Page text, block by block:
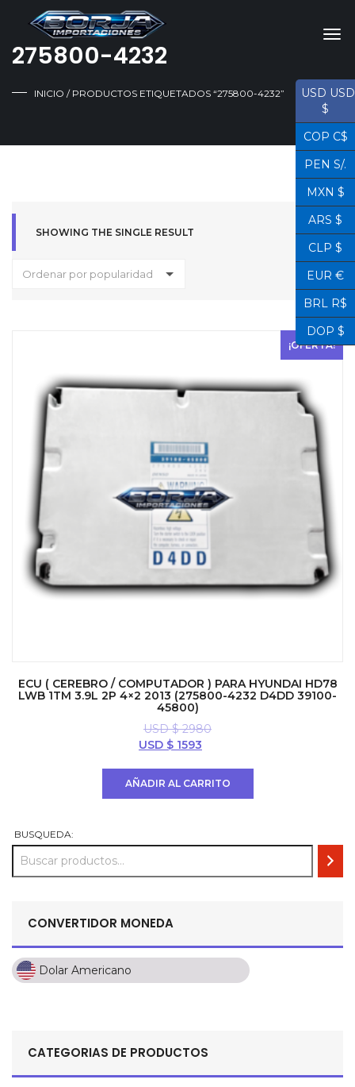
275800-4232
INICIO / PRODUCTOS ETIQUETADOS “275800-4232”
SHOWING THE SINGLE RESULT
Ordenar por popularidad
¡OFERTA!
ECU ( CEREBRO / COMPUTADOR ) PARA HYUNDAI HD78
LWB 1TM 3.9L 2P 4×2 2013 (275800-4232 D4DD 39100-
45800)
USD $2980
El
USD $ 1593
AÑADIR AL CARRITO
BUSQUEDA:
CONVERTIDOR MONEDA
Dolar Americano
Dolar Americano
Pesos Mexicanos
CATEGORIAS DE PRODUCTOS
USD USD
$
COP C$
PEN S/.
MXN $
ARS $
CLP $
EUR €
BRL R$
DOP $